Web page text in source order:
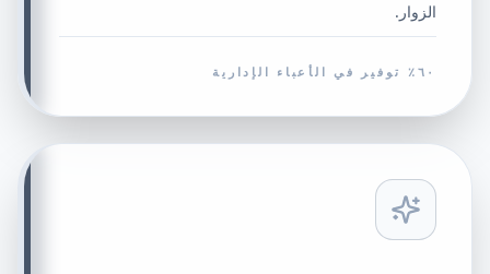
الزوار.
٦٠٪ توفير في الأعباء الإدارية